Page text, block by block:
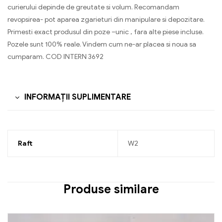
curierului depinde de greutate si volum. Recomandam
revopsirea- pot aparea zgarieturi din manipulare si depozitare.
Primesti exact produsul din poze –unic , fara alte piese incluse.
Pozele sunt 100% reale. Vindem cum ne-ar placea si noua sa
cumparam. COD INTERN 3692
INFORMAȚII SUPLIMENTARE
Raft W2
Produse similare